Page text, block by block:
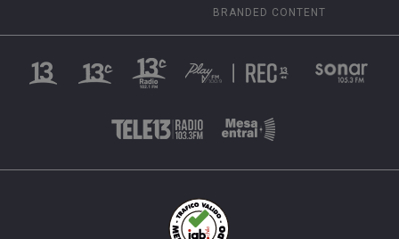
BRANDED CONTENT